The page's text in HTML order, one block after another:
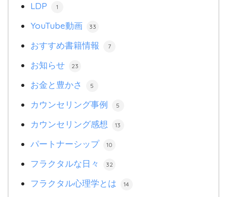
LDP 1
YouTube動画 33
おすすめ書籍情報 7
お知らせ 23
お金と豊かさ 5
カウンセリング事例 5
カウンセリング感想 13
パートナーシップ 10
フラクタルな日々 32
フラクタル心理学とは 14